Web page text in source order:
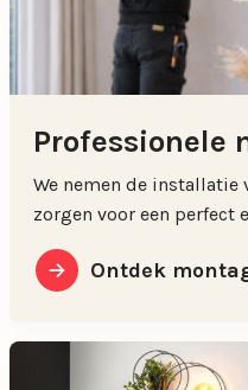
Professionele
We nemen de
zorgen voor een perfect
Ontdek